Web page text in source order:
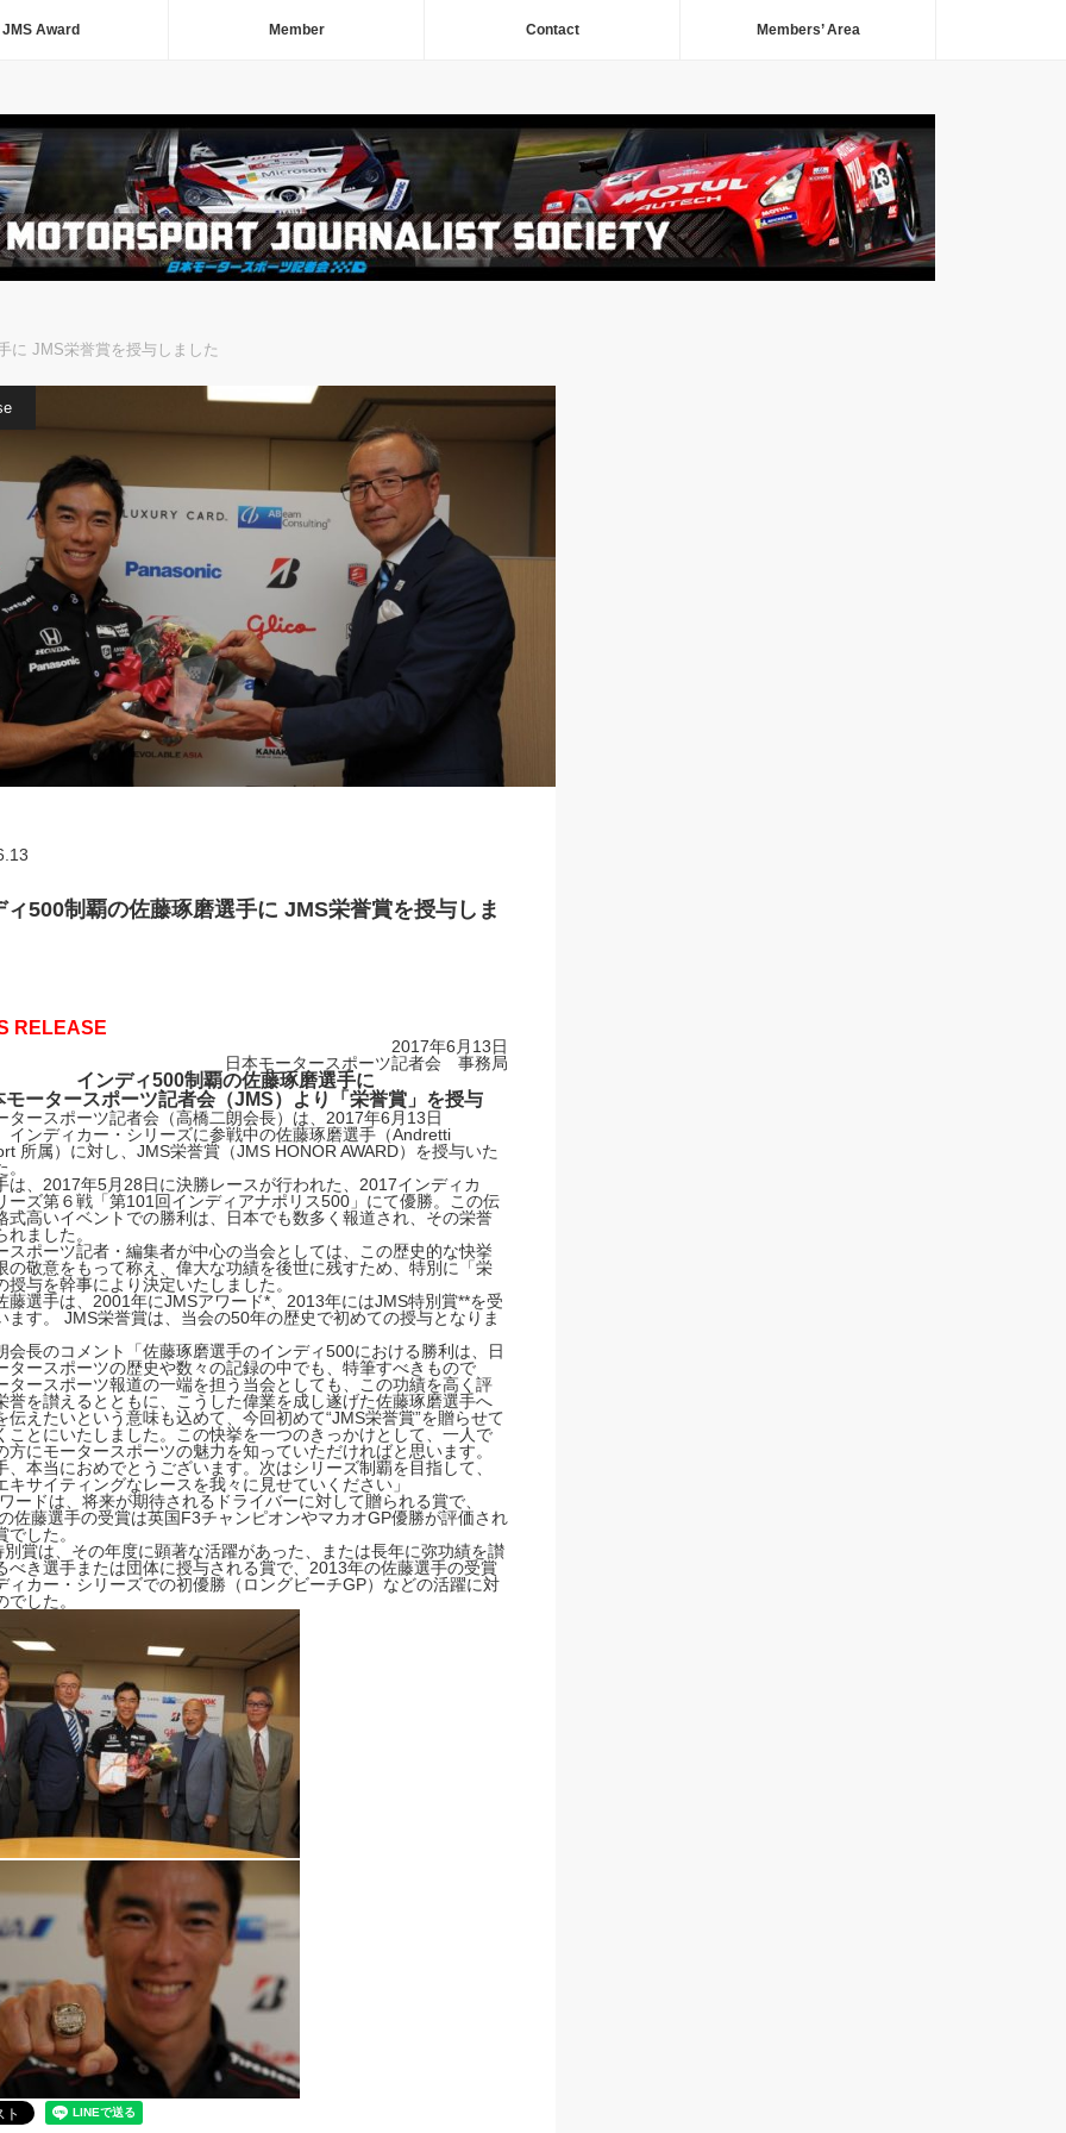
JMS Award Member Contact Members’ Area
に JMS栄誉賞を授与しました
ィ500制覇の佐藤琢磨選手に JMS栄誉賞を授与しま
RELEASE
2017年6月13日
日本モータースポーツ記者会 事務局
インディ500制覇の佐藤琢磨選手に
モータースポーツ記者会（JMS）より「栄誉賞」を授与
タースポーツ記者会（高橋二朗会長）は、2017年6月13日
インディカー・シリーズに参戦中の佐藤琢磨選手（Andretti
所属）に対し、JMS栄誉賞（JMS HONOR AWARD）を授与いた
は、2017年5月28日に決勝レースが行われた、2017インディカ
ーズ第６戦「第101回インディアナポリス500」にて優勝。この伝
式高いイベントでの勝利は、日本でも数多く報道され、その栄誉
れました。
スポーツ記者・編集者が中心の当会としては、この歴史的な快挙
の敬意をもって称え、偉大な功績を後世に残すため、特別に「栄
授与を幹事により決定いたしました。
藤選手は、2001年にJMSアワード*、2013年にはJMS特別賞**を受
ます。 JMS栄誉賞は、当会の50年の歴史で初めての授与となりま
会長のコメント「佐藤琢磨選手のインディ500における勝利は、日
タースポーツの歴史や数々の記録の中でも、特筆すべきもので
タースポーツ報道の一端を担う当会としても、この功績を高く評
誉を讃えるとともに、こうした偉業を成し遂げた佐藤琢磨選手へ
伝えたいという意味も込めて、今回初めて“JMS栄誉賞”を贈らせて
ことにいたしました。この快挙を一つのきっかけとして、一人で
方にモータースポーツの魅力を知っていただければと思います。
、本当におめでとうございます。次はシリーズ制覇を目指して、
キサイティングなレースを我々に見せていください」
ードは、将来が期待されるドライバーに対して贈られる賞で、
佐藤選手の受賞は英国F3チャンピオンやマカオGP優勝が評価され
でした。
別賞は、その年度に顕著な活躍があった、または長年に弥功績を讃
べき選手または団体に授与される賞で、2013年の佐藤選手の受賞
ィカー・シリーズでの初優勝（ロングビーチGP）などの活躍に対
でした。